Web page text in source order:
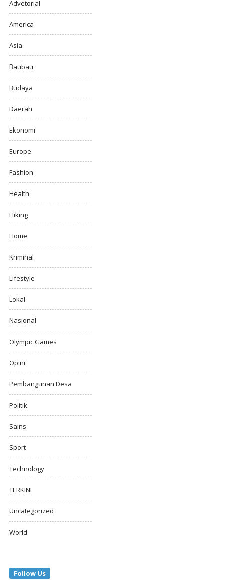
Advetorial
America
Asia
Baubau
Budaya
Daerah
Ekonomi
Europe
Fashion
Health
Hiking
Home
Kriminal
Lifestyle
Lokal
Nasional
Olympic Games
Opini
Pembangunan Desa
Politik
Sains
Sport
Technology
TERKINI
Uncategorized
World
Follow Us